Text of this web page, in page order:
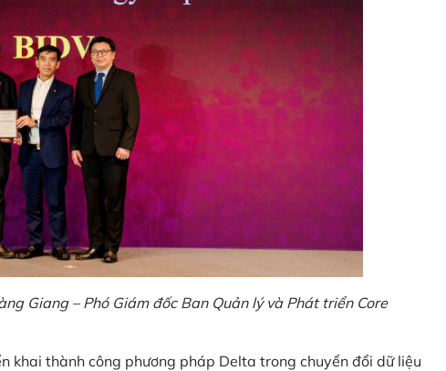
Giang – Phó Giám đốc Ban Quản lý và Phát triển Core
khai thành công phương pháp Delta trong chuyển đổi dữ liệu